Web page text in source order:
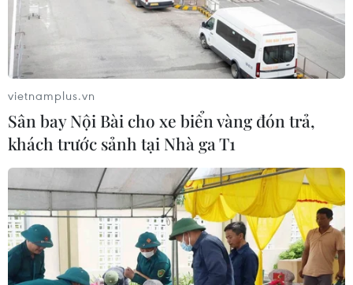
vietnamplus.vn
Sân bay Nội Bài cho xe biển vàng đón trả,
khách trước sảnh tại Nhà ga T1